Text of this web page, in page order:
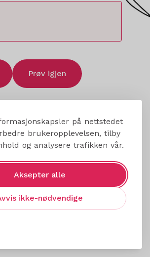
på nettstedet
brukeropplevelsen, tilby
og analysere trafikken vår.
Aksepter alle
ikke-nødvendige
Prøv igjen